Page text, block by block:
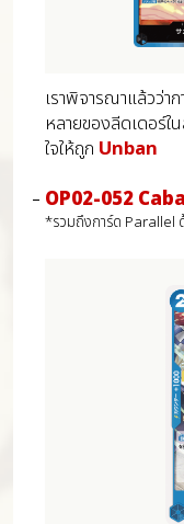
เราพิจารณาแล้วว่า
หลายของลีดเดอร์
ใจให้ถูก Unban
OP02-052
*รวมถึงการ์ด Parallel